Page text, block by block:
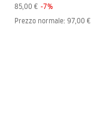
85,00 € -7%
Prezzo normale: 97,00 €